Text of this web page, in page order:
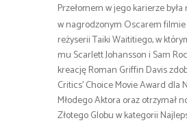
Przełomem w jego karierze była
w nagrodzonym Oscarem filmie
reżyserii Taiki Waititiego, w
mu Scarlett Johansson i Sam
kreację Roman Griffin Davis
Critics’ Choice Movie Award dla
Młodego Aktora oraz otrzymał
Złotego Globu w kategorii